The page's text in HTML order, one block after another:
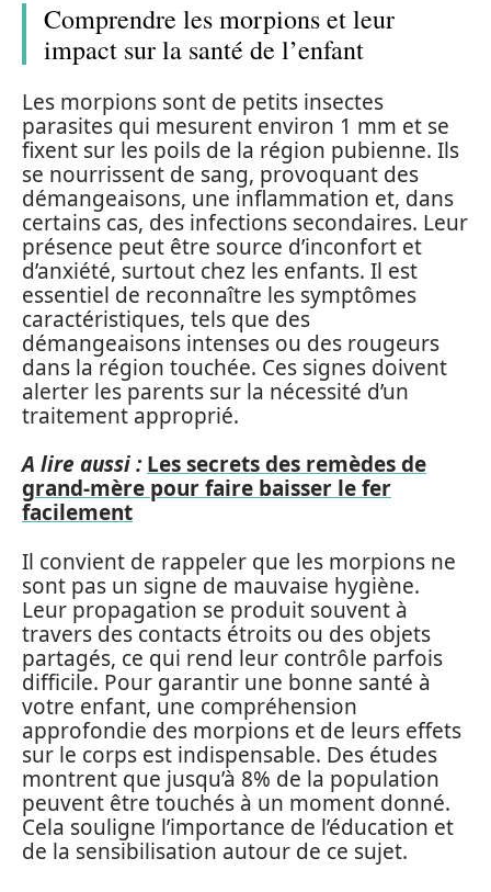
Comprendre les morpions et leur
impact sur la santé de l’enfant
Les morpions sont de petits insectes
parasites qui mesurent environ 1 mm et se
fixent sur les poils de la région pubienne. Ils
se nourrissent de sang, provoquant des
démangeaisons, une inflammation et, dans
certains cas, des infections secondaires. Leur
présence peut être source d’inconfort et
d’anxiété, surtout chez les enfants. Il est
essentiel de reconnaître les symptômes
caractéristiques, tels que des
démangeaisons intenses ou des rougeurs
dans la région touchée. Ces signes doivent
alerter les parents sur la nécessité d’un
traitement approprié.
A lire aussi : Les secrets des remèdes de
grand-mère pour faire baisser le fer
facilement
Il convient de rappeler que les morpions ne
sont pas un signe de mauvaise hygiène.
Leur propagation se produit souvent à
travers des contacts étroits ou des objets
partagés, ce qui rend leur contrôle parfois
difficile. Pour garantir une bonne santé à
votre enfant, une compréhension
approfondie des morpions et de leurs effets
sur le corps est indispensable. Des études
montrent que jusqu’à 8% de la population
peuvent être touchés à un moment donné.
Cela souligne l’importance de l’éducation et
de la sensibilisation autour de ce sujet.